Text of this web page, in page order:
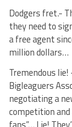
Dodgers fret.-
they need to
a free agent
million dollars…
Tremendous
Bigleaguers
negotiating a
competition